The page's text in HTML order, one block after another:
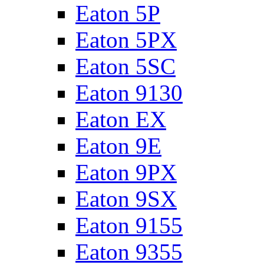
Eaton 5P
Eaton 5PX
Eaton 5SC
Eaton 9130
Eaton EX
Eaton 9E
Eaton 9PX
Eaton 9SX
Eaton 9155
Eaton 9355